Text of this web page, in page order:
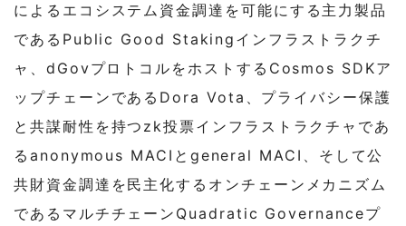
によるエコシステム資金調達を可能にする主力製品
であるPublic Good Stakingインフラストラクチ
ャ、dGovプロトコルをホストするCosmos SDKア
ップチェーンであるDora Vota、プライバシー保護
と共謀耐性を持つzk投票インフラストラクチャであ
るanonymous MACIとgeneral MACI、そして公
共財資金調達を民主化するオンチェーンメカニズム
であるマルチチェーンQuadratic Governanceプ